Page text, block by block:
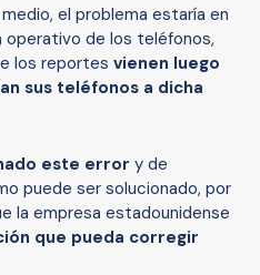
el problema estaría en
operativo de los teléfonos,
los reportes vienen luego
sus teléfonos a dicha
este error y de
puede ser solucionado, por
la empresa estadounidense
que pueda corregir